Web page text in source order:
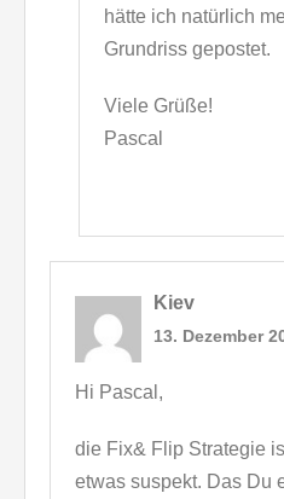
hätte ich natürlich
Grundriss gepostet.
Viele Grüße!
Pascal
Kiev
13. Dezember
Hi Pascal,
die Fix& Flip Strategie
etwas suspekt. Das Du